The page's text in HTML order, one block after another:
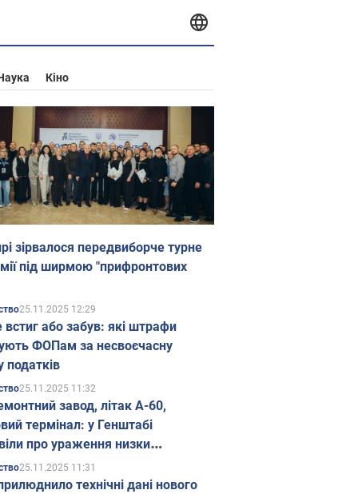
Кіно
зірвалося передвиборче турне
під ширмою "прифронтових
25.11.2025 12:29
встиг або забув: які штрафи
ФОПам за несвоєчасну
податків
25.11.2025 11:32
завод, літак А-60,
термінал: у Генштабі
про ураження низки
об'єктів Росії
25.11.2025 11:31
технічні дані нового